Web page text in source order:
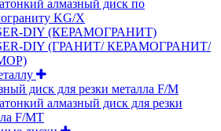
алмазный диск по
KG/X
DIY (КЕРАМОГРАНИТ)
DIY (ГРАНИТ/ КЕРАМОГРАНИТ/
диск для резки металла F/M
алмазный диск для резки
F/MT